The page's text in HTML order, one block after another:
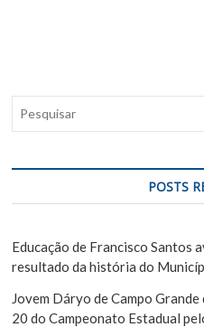
ã
o
P
o
s
t
t
:
:
POSTS
Educação de Francisco Santos
resultado da história do
Jovem Dáryo de Campo
20 do Campeonato Estadual